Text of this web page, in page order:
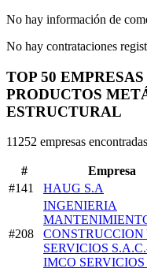
No hay información de
No hay contrataciones
TOP 50
PRODUCTOS
ESTRUCTURAL
11252 empresas
# Empresa
#141
HAUG S.A
#208
INGENIERIA
CONSTRUCCION
SERVICIOS
IMCO SERVICIOS